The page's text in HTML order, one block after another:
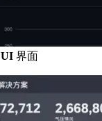
UI 界面